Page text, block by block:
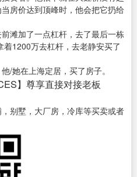
房价达到顶峰时，他会把它扔给
滩加了一点杠杆，去了最后一栋
1200万去杠杆，去老静安买了
/她在上海定居，买了房子。
】尊享直接对接老板
别墅，大厂房，冷库等买卖或者